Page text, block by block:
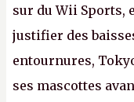
sur du Wii Sports,
justifier des
entournures,
ses mascottes